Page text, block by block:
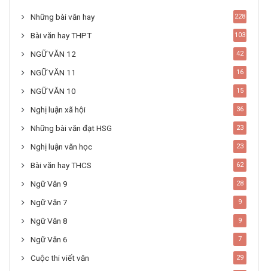
Những bài văn hay 228
Bài văn hay THPT 103
NGỮ VĂN 12 42
NGỮ VĂN 11 16
NGỮ VĂN 10 15
Nghị luận xã hội 36
Những bài văn đạt HSG 23
Nghị luận văn học 23
Bài văn hay THCS 62
Ngữ Văn 9 28
Ngữ Văn 7 9
Ngữ Văn 8 9
Ngữ Văn 6 7
Cuộc thi viết văn 29